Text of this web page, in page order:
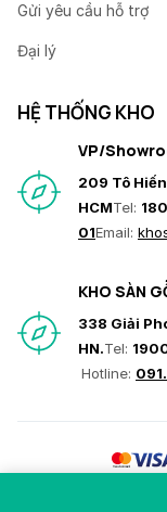
Gửi yêu cầu hỗ trợ
Đại lý
HỆ THỐNG KHO
VP/
209 Tô
HCMTel:
01Email:
KHO SÀN
338 Giải
HN.Tel:
Hotline: